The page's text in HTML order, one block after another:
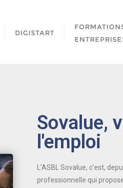
DIGISTART
Sovalue,
l'emploi
L’ASBL Sovalue, c’est,
professionnelle qui